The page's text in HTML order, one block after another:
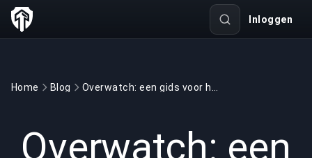
Inloggen
Home Blog
Overwatch: een